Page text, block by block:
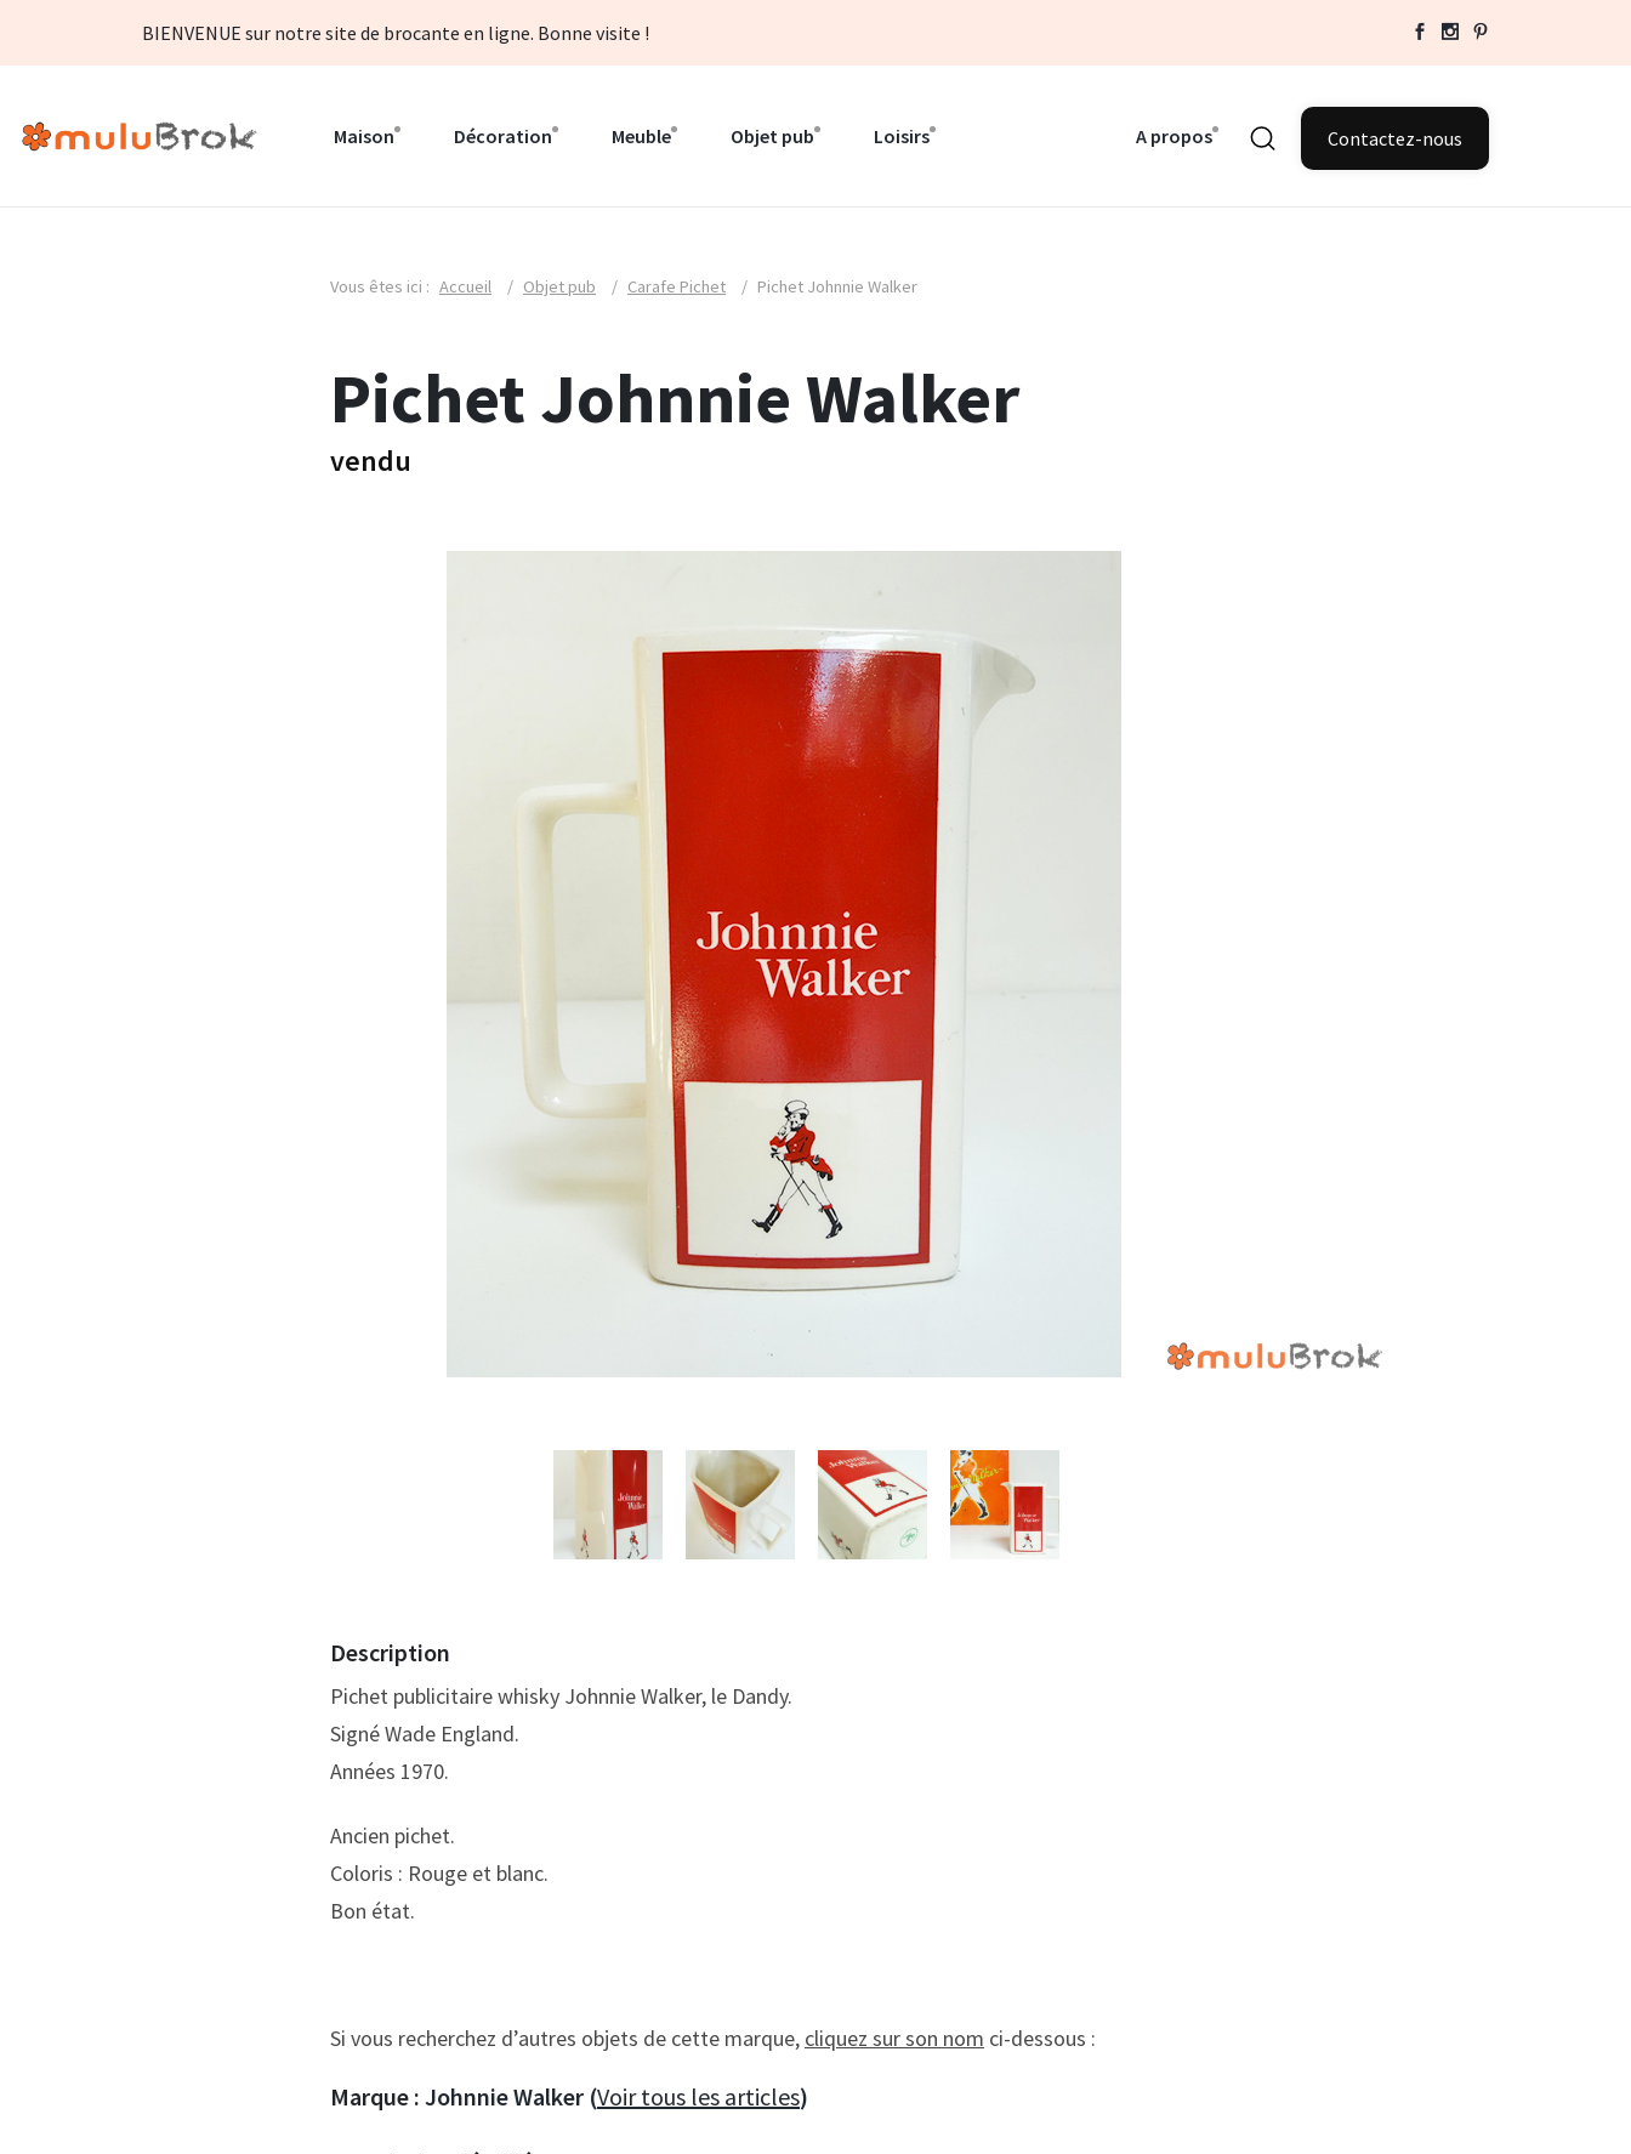
BIENVENUE sur notre site de brocante en ligne. Bonne visite !
Maison Décoration Meuble Objet pub Loisirs A propos Contactez-nous
Vous êtes ici : Accueil / Objet pub / Carafe Pichet / Pichet Johnnie Walker
Pichet Johnnie Walker
vendu
Description
Pichet publicitaire whisky Johnnie Walker, le Dandy.
Signé Wade England.
Années 1970.
Ancien pichet.
Coloris : Rouge et blanc.
Bon état.
Si vous recherchez d’autres objets de cette marque, cliquez sur son nom ci-dessous :
Marque : Johnnie Walker (Voir tous les articles)